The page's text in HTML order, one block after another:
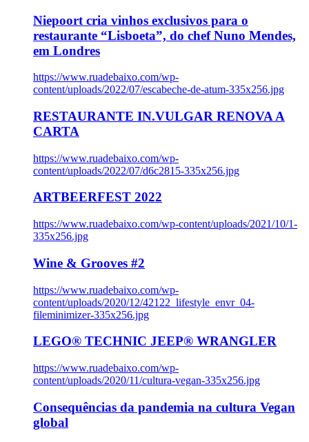
Niepoort cria vinhos exclusivos para o
restaurante “Lisboeta”, do chef Nuno Mendes,
em Londres
https://www.ruadebaixo.com/wp-
content/uploads/2022/07/escabeche-de-atum-335x256.jpg
RESTAURANTE IN.VULGAR RENOVA A
CARTA
https://www.ruadebaixo.com/wp-
content/uploads/2022/07/d6c2815-335x256.jpg
ARTBEERFEST 2022
https://www.ruadebaixo.com/wp-content/uploads/2021/10/1-
335x256.jpg
Wine & Grooves #2
https://www.ruadebaixo.com/wp-
content/uploads/2020/12/42122_lifestyle_envr_04-
fileminimizer-335x256.jpg
LEGO® TECHNIC JEEP® WRANGLER
https://www.ruadebaixo.com/wp-
content/uploads/2020/11/cultura-vegan-335x256.jpg
Consequências da pandemia na cultura Vegan
global